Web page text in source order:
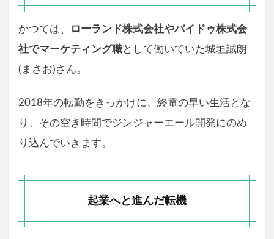
かつては、 ローランド株式会社やバイドゥ株式会
社でマーケティング職として働いていた城垣誠朗
(まさお)さん。
2018年の転勤をきっかけに、終電の早い生活とな
り、その空き時間でジンジャーエール開発にのめ
り込んでいきます。
起業へと進んだ転機